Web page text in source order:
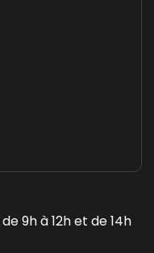
de 9h à 12h et de 14h